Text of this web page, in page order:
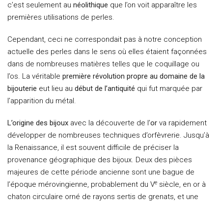
c’est seulement au néolithique que l’on voit apparaître les
premières utilisations de perles.
Cependant, ceci ne correspondait pas à notre conception
actuelle des perles dans le sens où elles étaient façonnées
dans de nombreuses matières telles que le coquillage ou
l’os. La véritable première révolution propre au domaine de la
bijouterie eut lieu au début de l’antiquité qui fut marquée par
l’apparition du métal.
L’origine des bijoux avec la découverte de l’or va rapidement
développer de nombreuses techniques d’orfèvrerie. Jusqu’à
la Renaissance, il est souvent difficile de préciser la
provenance géographique des bijoux. Deux des pièces
majeures de cette période ancienne sont une bague de
l’époque mérovingienne, probablement du Ve siècle, en or à
chaton circulaire orné de rayons sertis de grenats, et une